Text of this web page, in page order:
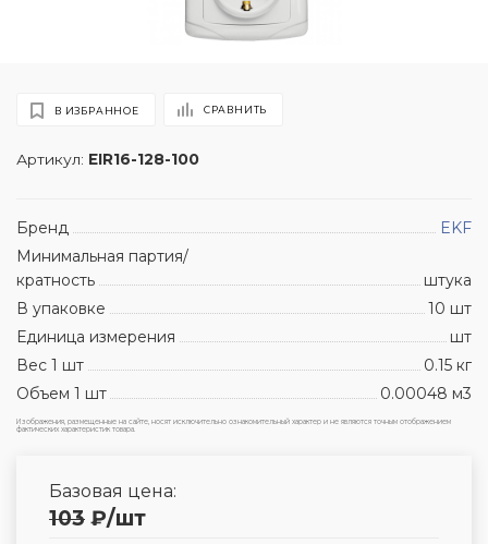
Артикул: EIR16-128-100
В ИЗБРАННОЕ СРАВНИТЬ
Бренд
EKF
Минимальная партия/
кратность
штука
В упаковке
10 шт
Единица измерения
шт
Вес 1 шт
0.15 кг
Объем 1 шт
0.00048 м3
Изображения, размещенные на сайте, носят исключительно ознакомительный характер и не являются точным отображением
фактических характеристик товара.
Базовая цена:
103 ₽/шт